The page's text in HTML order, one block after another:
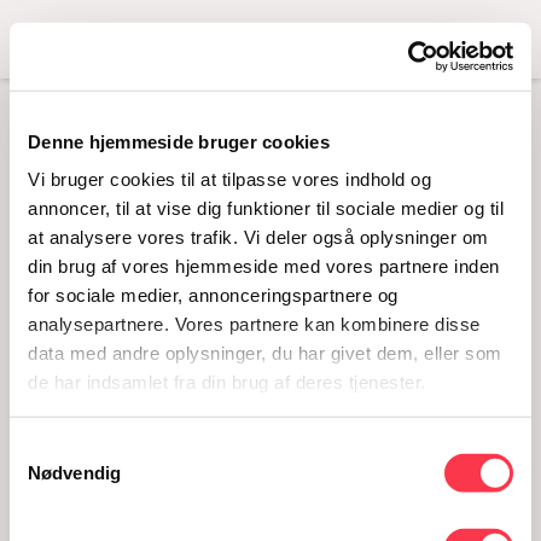
Denne hjemmeside bruger cookies
Vi bruger cookies til at tilpasse vores indhold og
annoncer, til at vise dig funktioner til sociale medier og til
at analysere vores trafik. Vi deler også oplysninger om
din brug af vores hjemmeside med vores partnere inden
for sociale medier, annonceringspartnere og
analysepartnere. Vores partnere kan kombinere disse
data med andre oplysninger, du har givet dem, eller som
de har indsamlet fra din brug af deres tjenester.
Nødvendig
Menu
VÆKSTLAG I
AARHUS –
KØNSFORSKNING OG
DRINKS
20.04.2017 · 16 - 18.30